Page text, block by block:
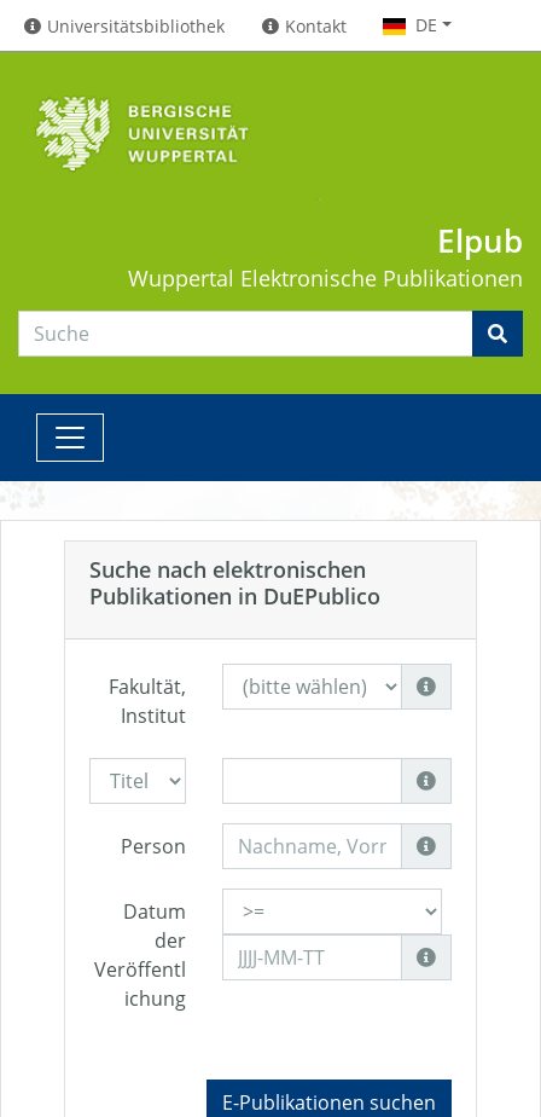
Universitätsbibliothek Kontakt DE
Elpub
Wuppertal Elektronische Publikationen
Suche nach elektronischen
Publikationen in DuEPublico
Fakultät,
Institut
Person
Datum
der
Veröffentl
ichung
E-Publikationen suchen